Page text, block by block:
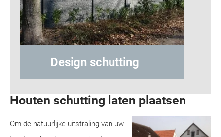
Houten schutting laten plaatsen
Om de natuurlijke uitstraling van uw